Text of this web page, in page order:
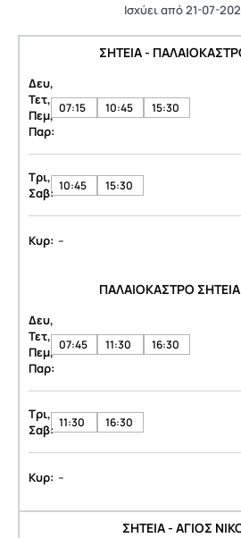
Ισχύει από 21-07-
ΣΗΤΕΙΑ -
Δευ,
Τετ,
Πεμ,
Παρ:
07:15 10:45 15:30
Τρι,
Σαβ: 10:45 15:30
Κυρ: -
ΠΑΛΑΙΟΚΑΣΤΡΟ
Δευ,
Τετ,
Πεμ,
Παρ:
07:45 11:30 16:30
Τρι,
Σαβ: 11:30 16:30
Κυρ: -
ΣΗΤΕΙΑ - ΑΓΙΟΣ